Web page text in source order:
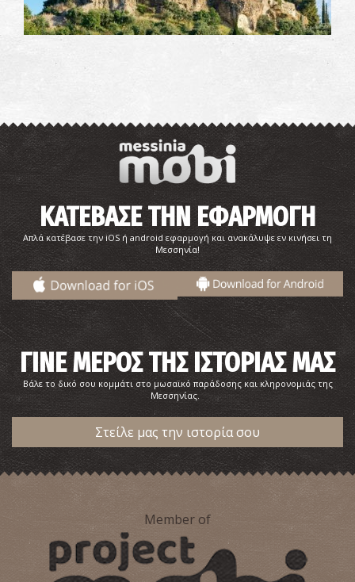
Η «Μάνα Ελιά» της Καλαμάτας
ΙΔΙΑΙΤΕΡΕΣ ΘΕΣΕΙΣ ~1.4Km
ΠΑΡΑΛΙΕΣ
ΚΑΤΕΒΑΣΕ ΤΗΝ ΕΦΑΡΜΟΓΗ
Απλά κατέβασε την iOS ή android εφαρμογή και ανακάλυψε εν κινήσει τη
Μεσσηνία!
ΓΙΝΕ ΜΕΡΟΣ ΤΗΣ ΙΣΤΟΡΙΑΣ ΜΑΣ
Βάλε το δικό σου κομμάτι στο μωσαϊκό παράδοσης και κληρονομιάς της
Μεσσηνίας.
Στείλε μας την ιστορία σου
Member of